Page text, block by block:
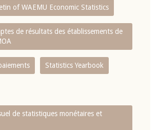
of WAEMU Economic Statistics
de résultats des établissements de
Statistics Yearbook
de statistiques monétaires et